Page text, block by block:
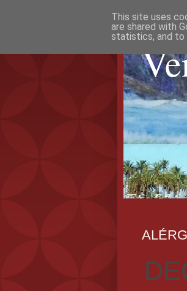
This site uses
are shared with
statistics, and to